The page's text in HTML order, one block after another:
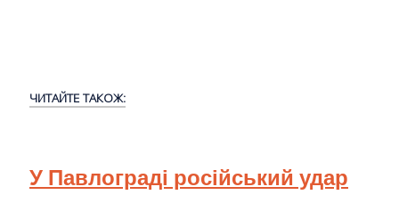
ЧИТАЙТЕ ТАКОЖ:
У Павлограді російський удар